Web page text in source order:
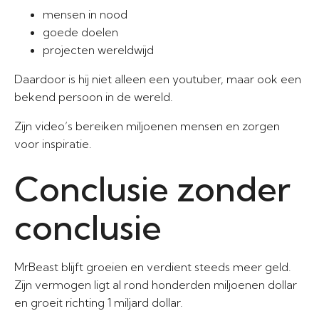
mensen in nood
goede doelen
projecten wereldwijd
Daardoor is hij niet alleen een youtuber, maar ook een
bekend persoon in de wereld.
Zijn video’s bereiken miljoenen mensen en zorgen
voor inspiratie.
Conclusie zonder
conclusie
MrBeast blijft groeien en verdient steeds meer geld.
Zijn vermogen ligt al rond honderden miljoenen dollar
en groeit richting 1 miljard dollar.